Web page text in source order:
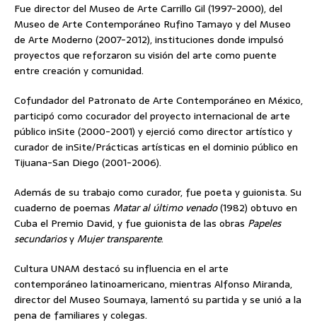
Fue director del Museo de Arte Carrillo Gil (1997-2000), del
Museo de Arte Contemporáneo Rufino Tamayo y del Museo
de Arte Moderno (2007-2012), instituciones donde impulsó
proyectos que reforzaron su visión del arte como puente
entre creación y comunidad.
Cofundador del Patronato de Arte Contemporáneo en México,
participó como cocurador del proyecto internacional de arte
público inSite (2000-2001) y ejerció como director artístico y
curador de inSite/Prácticas artísticas en el dominio público en
Tijuana-San Diego (2001-2006).
Además de su trabajo como curador, fue poeta y guionista. Su
cuaderno de poemas Matar al último venado(1982) obtuvo en
Cuba el Premio David, y fue guionista de las obras Papeles
secundariosyMujer transparente.
Cultura UNAM destacó su influencia en el arte
contemporáneo latinoamericano, mientras Alfonso Miranda,
director del Museo Soumaya, lamentó su partida y se unió a la
pena de familiares y colegas.